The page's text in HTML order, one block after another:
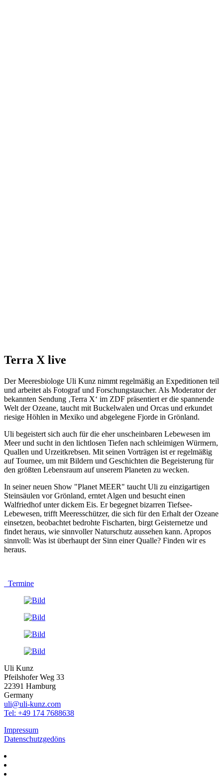
Terra X live
Der Meeresbiologe Uli Kunz nimmt regelmäßig an Expeditionen teil
und arbeitet als Fotograf und Forschungstaucher. Als Moderator der
bekannten Sendung ‚Terra X‘ im ZDF präsentiert er die spannende
Welt der Ozeane, taucht mit Buckelwalen und Orcas und erkundet
riesige Höhlen in Mexiko und abgelegene Fjorde in Grönland.
Uli begeistert sich auch für die eher unscheinbaren Lebewesen im
Meer und sucht in den lichtlosen Tiefen nach schleimigen Würmern,
Quallen und Urzeitkrebsen. Mit seinen Vorträgen ist er regelmäßig
auf Tournee, um mit Bildern und Geschichten die Begeisterung für
den größten Lebensraum auf unserem Planeten zu wecken.
In seiner neuen Show "Planet MEER" taucht Uli zu einzigartigen
Steinsäulen vor Grönland, erntet Algen und besucht einen
Walfriedhof unter dickem Eis. Er begegnet bizarren Tiefsee-
Lebewesen, trifft Meeresschützer, die sich für den Erhalt der Ozeane
einsetzen, beobachtet bedrohte Fischarten, birgt Geisternetze und
findet heraus, wie sinnvoller Naturschutz aussehen kann. Apropos
sinnvoll: Was ist überhaupt der Sinn einer Qualle? Finden wir es
heraus.
Termine
Uli Kunz
Pfeilshofer Weg 33
22391 Hamburg
Germany
uli@uli-kunz.com
Tel: +49 174 7688638
Impressum
Datenschutzgedöns